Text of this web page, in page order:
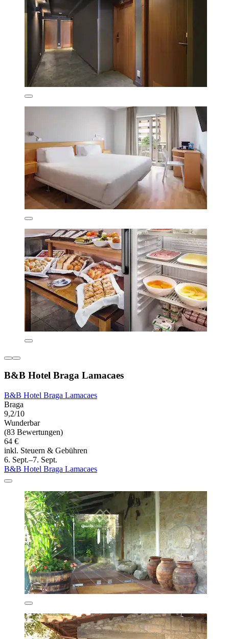
B&B Hotel Braga Lamacaes
B&B Hotel Braga Lamacaes
Braga
9,2/10
Wunderbar
(83 Bewertungen)
64 €
inkl. Steuern & Gebühren
6. Sept.–7. Sept.
B&B Hotel Braga Lamacaes